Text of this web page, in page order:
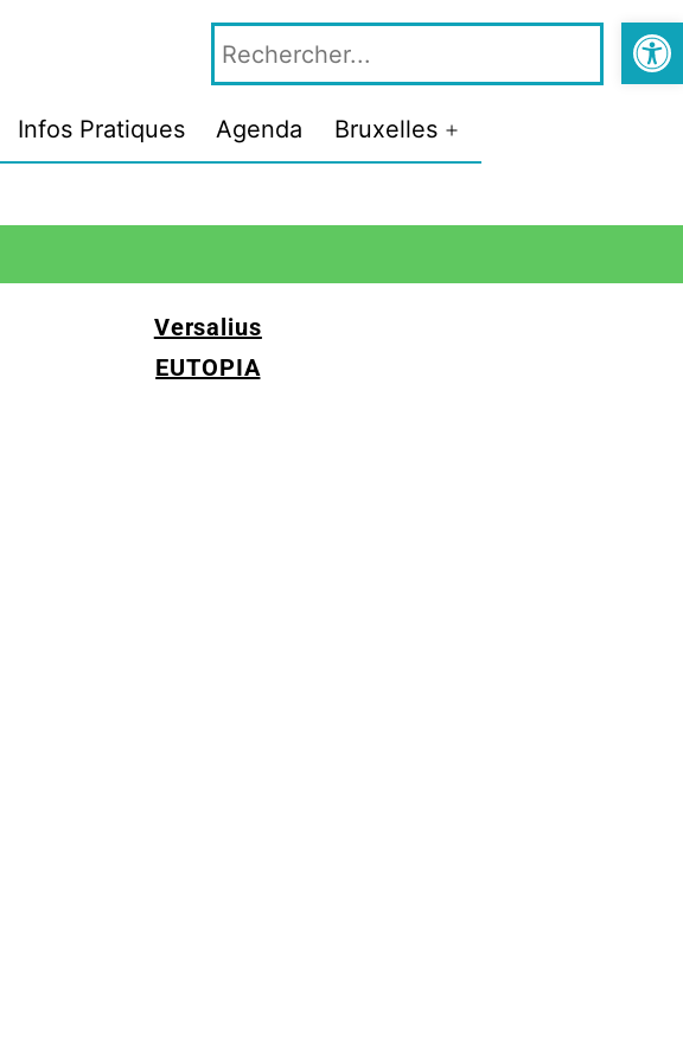
Ouvrir
Infos Pratiques Agenda Bruxelles
Versalius
EUTOPIA